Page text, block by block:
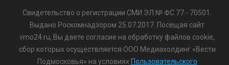
Свидетельство о регистрации СМИ ЭЛ № ФС 77 - 70501.
Выдано Роскомнадзором 25.07.2017. Посещая сайт
vmo24.ru, Вы даете согласие на обработку файлов cookie,
сбор которых осуществляется ООО Медиахолдинг «Вести
Подмосковья» на условиях Пользовательского